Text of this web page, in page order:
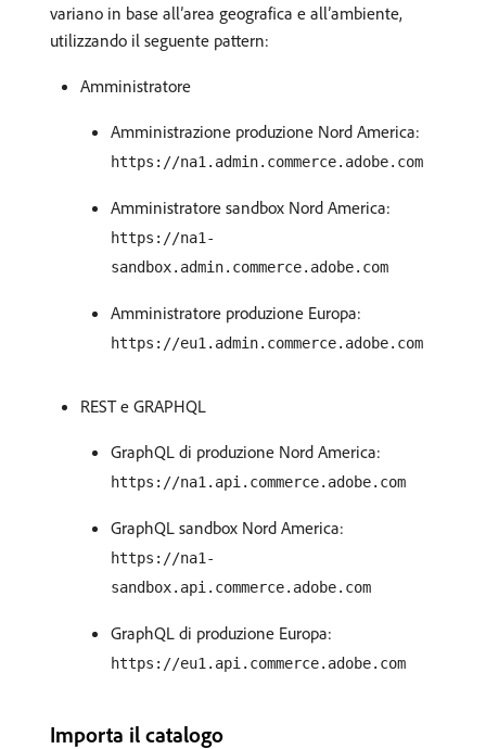
variano in base all’area geografica e all’ambiente,
utilizzando il seguente pattern:
Amministratore
Amministrazione produzione Nord America:
https://na1.admin.commerce.adobe.com
Amministratore sandbox Nord America:
https://na1-
sandbox.admin.commerce.adobe.com
Amministratore produzione Europa:
https://eu1.admin.commerce.adobe.com
REST e GRAPHQL
GraphQL di produzione Nord America:
https://na1.api.commerce.adobe.com
GraphQL sandbox Nord America:
https://na1-
sandbox.api.commerce.adobe.com
GraphQL di produzione Europa:
https://eu1.api.commerce.adobe.com
Importa il catalogo